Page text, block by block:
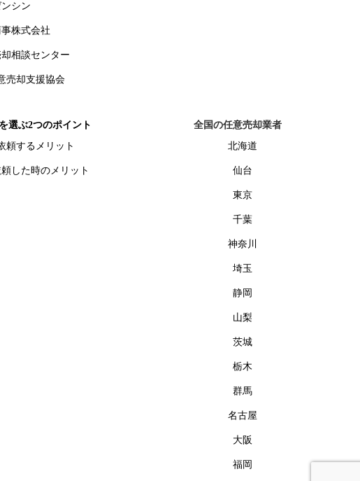
ンシン
株式会社
相談センター
売却支援協会
選ぶ2つのポイント
頼するメリット
した時のメリット
全国の任意売却業者
北海道
仙台
東京
千葉
神奈川
埼玉
静岡
山梨
茨城
栃木
群馬
名古屋
大阪
福岡